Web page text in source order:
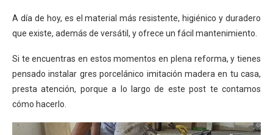
A día de hoy, es el material más resistente, higiénico y duradero
que existe, además de versátil, y ofrece un fácil mantenimiento.
Si te encuentras en estos momentos en plena reforma, y tienes
pensado instalar gres porcelánico imitación madera en tu casa,
presta atención, porque a lo largo de este post te contamos
cómo hacerlo.